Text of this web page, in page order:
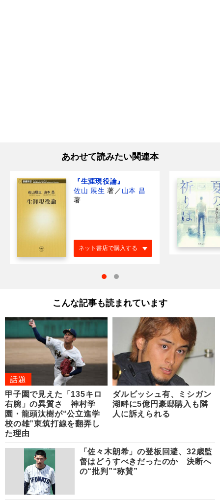
あわせて読みたい関連本
『生涯現役論』
佐山 展生 著 ／ 山本 昌
著
ネット書店で購入する
こんな記事も読まれています
話題
甲子園で見えた「135キロ
右腕」の異質さ 神村学
園・龍頭汰樹が“公立進学
校の雄”東筑打線を翻弄し
た理由
ダルビッシュ有、ミシガン
湖畔に5億円豪邸購入も隣
人に訴えられる
「佐々木朗希」の登板回避、32歳監
督はどうすべきだったのか 決断へ
の“批判”“称賛”